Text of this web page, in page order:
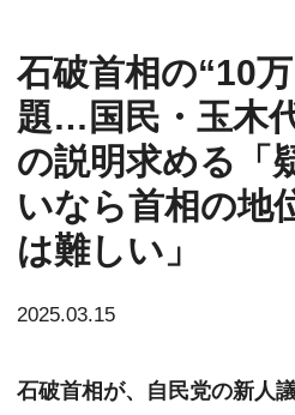
石破首相の“10
題…国民・玉木
の説明求める「
いなら首相の地
は難しい」
2025.03.15
石破首相が、自民党の新人